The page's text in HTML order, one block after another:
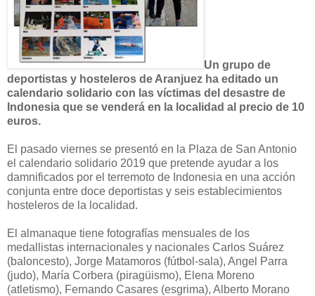
Un grupo de
deportistas y hosteleros de Aranjuez ha editado un
calendario solidario con las víctimas del desastre de
Indonesia que se venderá en la localidad al precio de 10
euros.
El pasado viernes se presentó en la Plaza de San Antonio
el calendario solidario 2019 que pretende ayudar a los
damnificados por el terremoto de Indonesia en una acción
conjunta entre doce deportistas y seis establecimientos
hosteleros de la localidad.
El almanaque tiene fotografías mensuales de los
medallistas internacionales y nacionales Carlos Suárez
(baloncesto), Jorge Matamoros (fútbol-sala), Angel Parra
(judo), María Corbera (piragüismo), Elena Moreno
(atletismo), Fernando Casares (esgrima), Alberto Morano